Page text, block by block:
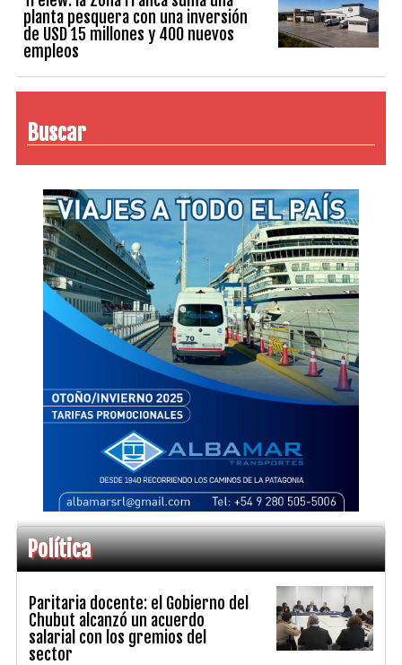
planta pesquera con una inversión
de USD 15 millones y 400 nuevos
empleos
Buscar
Política
Paritaria docente: el Gobierno del
Chubut alcanzó un acuerdo
salarial con los gremios del
sector